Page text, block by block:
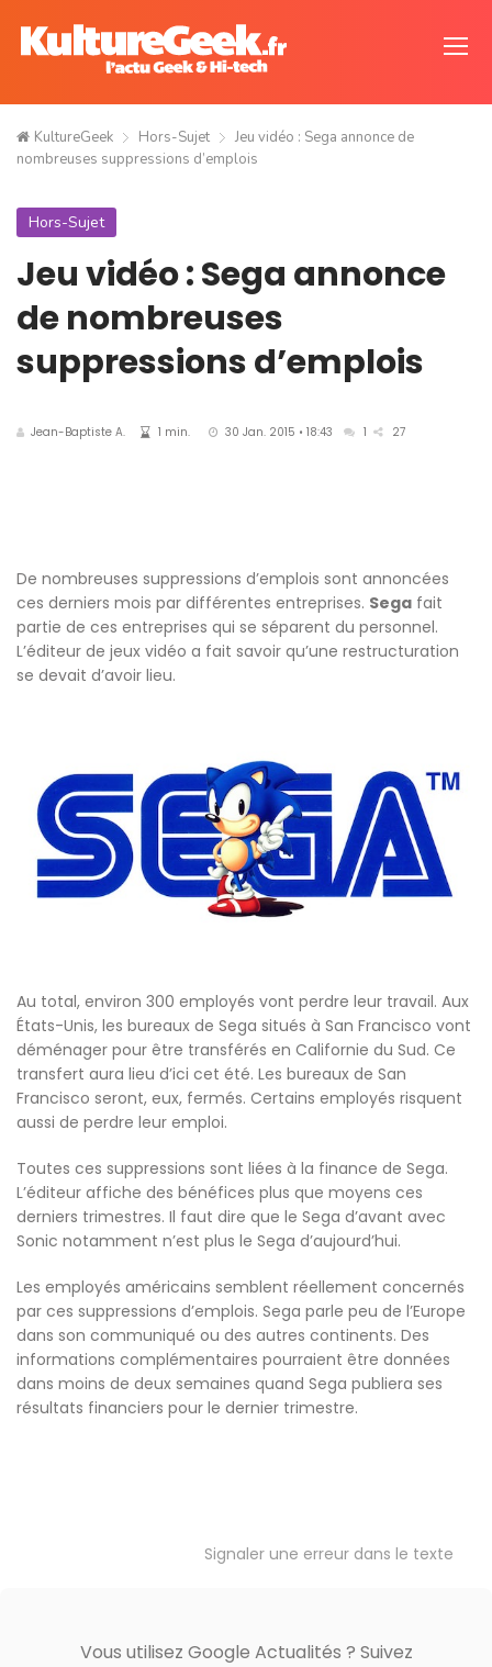
KultureGeek Hors-Sujet
Jeu vidéo : Sega annonce de
nombreuses suppressions d’emplois
Hors-Sujet
Jeu vidéo : Sega annonce
de nombreuses
suppressions d’emplois
Jean-Baptiste A. 1 min. 30 Jan. 2015 • 18:43 1 27
De nombreuses suppressions d’emplois sont annoncées
ces derniers mois par différentes entreprises. Sega fait
partie de ces entreprises qui se séparent du personnel.
L’éditeur de jeux vidéo a fait savoir qu’une restructuration
se devait d’avoir lieu.
Au total, environ 300 employés vont perdre leur travail. Aux
États-Unis, les bureaux de Sega situés à San Francisco vont
déménager pour être transférés en Californie du Sud. Ce
transfert aura lieu d’ici cet été. Les bureaux de San
Francisco seront, eux, fermés. Certains employés risquent
aussi de perdre leur emploi.
Toutes ces suppressions sont liées à la finance de Sega.
L’éditeur affiche des bénéfices plus que moyens ces
derniers trimestres. Il faut dire que le Sega d’avant avec
Sonic notamment n’est plus le Sega d’aujourd’hui.
Les employés américains semblent réellement concernés
par ces suppressions d’emplois. Sega parle peu de l’Europe
dans son communiqué ou des autres continents. Des
informations complémentaires pourraient être données
dans moins de deux semaines quand Sega publiera ses
résultats financiers pour le dernier trimestre.
Signaler une erreur dans le texte
Vous utilisez Google Actualités ? Suivez